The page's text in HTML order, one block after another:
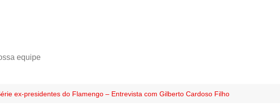
equipe
Lima
ex-presidentes do Flamengo – Entrevista com Gilberto Cardoso Filho